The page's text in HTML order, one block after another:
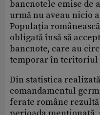
bancnotele emise de
urmă nu aveau nicio
Populația
obligată însă să
bancnote, care au
temporar în teritoriul
Din statistica
comandamentul
ferate române